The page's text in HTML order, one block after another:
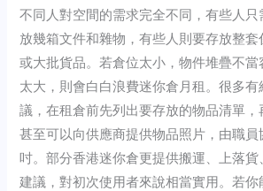
不同人對空間的需求完全不同，有些人
放幾箱文件和雜物，有些人則要存放整
或大批貨品。若倉位太小，物件堆疊不
太大，則會白白浪費迷你倉月租。很多
議，在租倉前先列出要存放的物品清單，
甚至可以向供應商提供物品照片，由職員
吋。部分香港迷你倉更提供搬運、上落
建議，對初次使用者來說相當實用。若你